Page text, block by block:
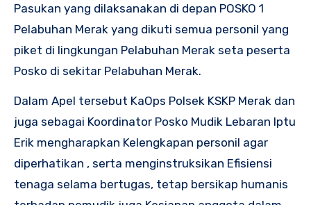
Pasukan yang dilaksanakan di depan POSKO 1
Pelabuhan Merak yang dikuti semua personil yang
piket di lingkungan Pelabuhan Merak seta peserta
Posko di sekitar Pelabuhan Merak.
Dalam Apel tersebut KaOps Polsek KSKP Merak dan
juga sebagai Koordinator Posko Mudik Lebaran Iptu
Erik mengharapkan Kelengkapan personil agar
diperhatikan , serta menginstruksikan Efisiensi
tenaga selama bertugas, tetap bersikap humanis